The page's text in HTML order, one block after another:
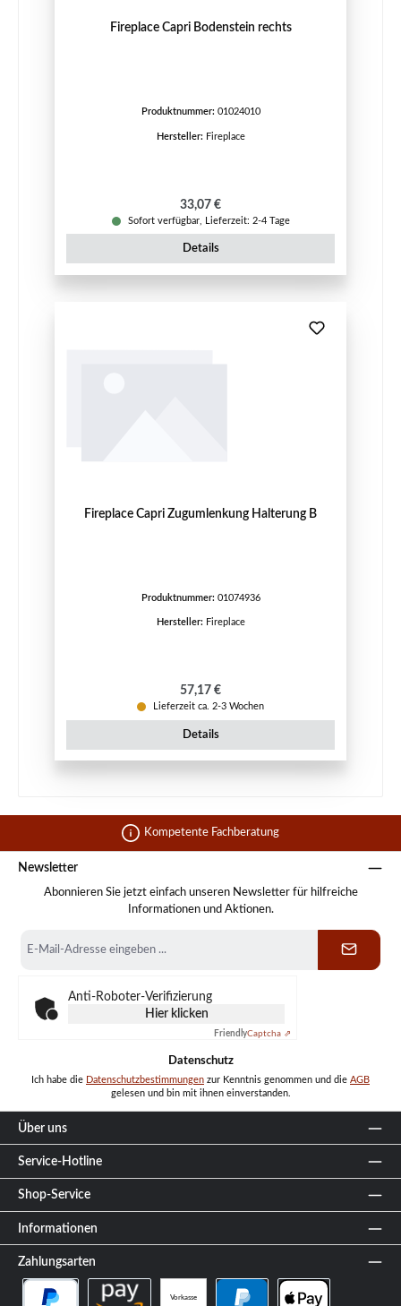
Fireplace Capri Bodenstein rechts
Produktnummer: 01024010
Hersteller: Fireplace
Regulärer Preis:
33,07 €
Sofort verfügbar, Lieferzeit: 2-4 Tage
Details
Fireplace Capri Zugumlenkung Halterung B
Produktnummer: 01074936
Hersteller: Fireplace
Regulärer Preis:
57,17 €
Lieferzeit ca. 2-3 Wochen
Details
Kompetente Fachberatung
Newsletter
Abonnieren Sie jetzt einfach unseren Newsletter für hilfreiche
Informationen und Aktionen.
Mail-
Anti-Roboter-Verifizierung
Hier klicken
FriendlyCaptcha ⇗
Datenschutz
Ich habe die Datenschutzbestimmungen zur Kenntnis genommen und die AGB
gelesen und bin mit ihnen einverstanden.
Über uns
Service-Hotline
Shop-Service
Informationen
Zahlungsarten
Vorkasse